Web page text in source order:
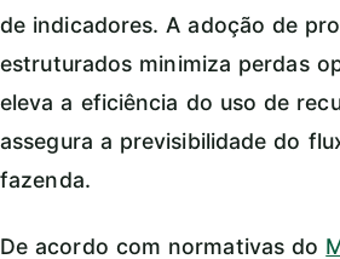
de indicadores. A adoção de
estruturados minimiza perdas
eleva a eficiência do uso de
assegura a previsibilidade do
fazenda.
De acordo com normativas do